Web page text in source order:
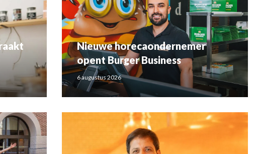
Nieuwe horecaondernemer
opent Burger Business
6 augustus 2026